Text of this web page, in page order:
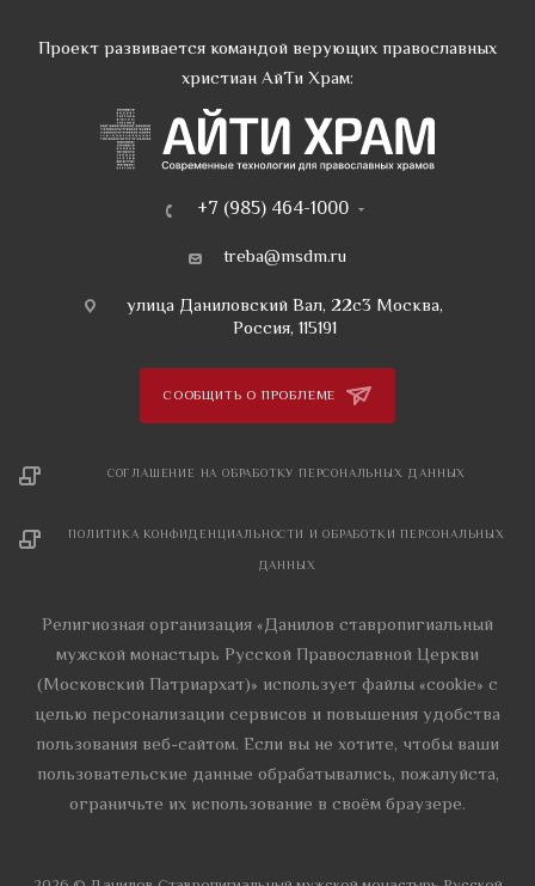
Проект развивается командой верующих православных
христиан АйТи Храм:
+7 (985) 464-1000
treba@msdm.ru
улица Даниловский Вал, 22с3 Москва,
Россия, 115191
СООБЩИТЬ О ПРОБЛЕМЕ
СОГЛАШЕНИЕ НА ОБРАБОТКУ ПЕРСОНАЛЬНЫХ ДАННЫХ
ПОЛИТИКА КОНФИДЕНЦИАЛЬНОСТИ И ОБРАБОТКИ ПЕРСОНАЛЬНЫХ
ДАННЫХ
Религиозная организация «Данилов ставропигиальный
мужской монастырь Русской Православной Церкви
(Московский Патриархат)» использует файлы «cookie» с
целью персонализации сервисов и повышения удобства
пользования веб-сайтом. Если вы не хотите, чтобы ваши
пользовательские данные обрабатывались, пожалуйста,
ограничьте их использование в своём браузере.